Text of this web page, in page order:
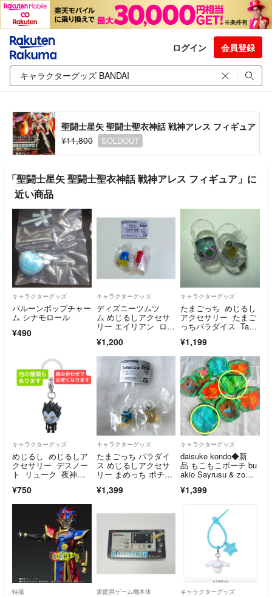
ログイン 会員登録
聖闘士星矢 聖闘士聖衣神話 戦神アレス フィギュア
¥11,800
SOLDOUT
「聖闘士星矢 聖闘士聖衣神話 戦神アレス フィギュア」に
近い商品
キャラクターグッズ
バルーンポップチャー
ム シナモロール
¥490
キャラクターグッズ
ディズニーツムツ
ム めじるしアクセサ
リー エイリアン ロッ
¥1,200
キャラクターグッズ
たまごっち めじるし
アクセサリー たまご
っちパラダイス Tam
k Land ポチっち
¥1,199
キャラクターグッズ
めじるし めじるしア
クセサリー デスノー
ト リューク 夜神
ルーロック 呪術 ブ
リーチ アニメ ヒソ
¥750
キャラクターグッズ
たまごっち パラダイ
ス めじるしアクセサ
リー まめっち ポチっ
¥1,399
キャラクターグッズ
daisuke kondo◆新
品 もこもこポーチ bu
akio Sayrusu & zo
¥1,399
特撮 家庭用ゲーム機本体 キャラクターグッズ